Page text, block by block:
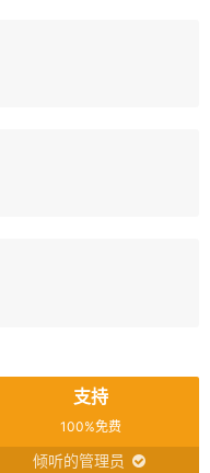
支持
100%免费
倾听的管理员